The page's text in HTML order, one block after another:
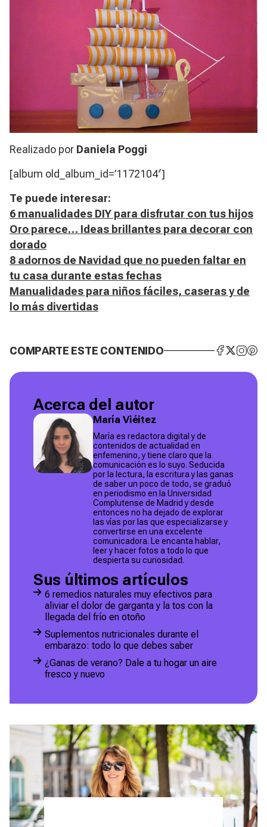
Realizado por Daniela Poggi
[album old_album_id=’1172104′]
Te puede interesar:
6 manualidades DIY para disfrutar con tus hijos
Oro parece… Ideas brillantes para decorar con
dorado
8 adornos de Navidad que no pueden faltar en
tu casa durante estas fechas
Manualidades para niños fáciles, caseras y de
lo más divertidas
COMPARTE ESTE CONTENIDO
Acerca del autor
María Viéitez
María es redactora digital y de
contenidos de actualidad en
enfemenino, y tiene claro que la
comunicación es lo suyo. Seducida
por la lectura, la escritura y las ganas
de saber un poco de todo, se graduó
en periodismo en la Universidad
Complutense de Madrid y desde
entonces no ha dejado de explorar
las vías por las que especializarse y
convertirse en una excelente
comunicadora. Le encanta hablar,
leer y hacer fotos a todo lo que
despierta su curiosidad.
Sus últimos artículos
6 remedios naturales muy efectivos para
aliviar el dolor de garganta y la tos con la
llegada del frío en otoño
Suplementos nutricionales durante el
embarazo: todo lo que debes saber
¿Ganas de verano? Dale a tu hogar un aire
fresco y nuevo